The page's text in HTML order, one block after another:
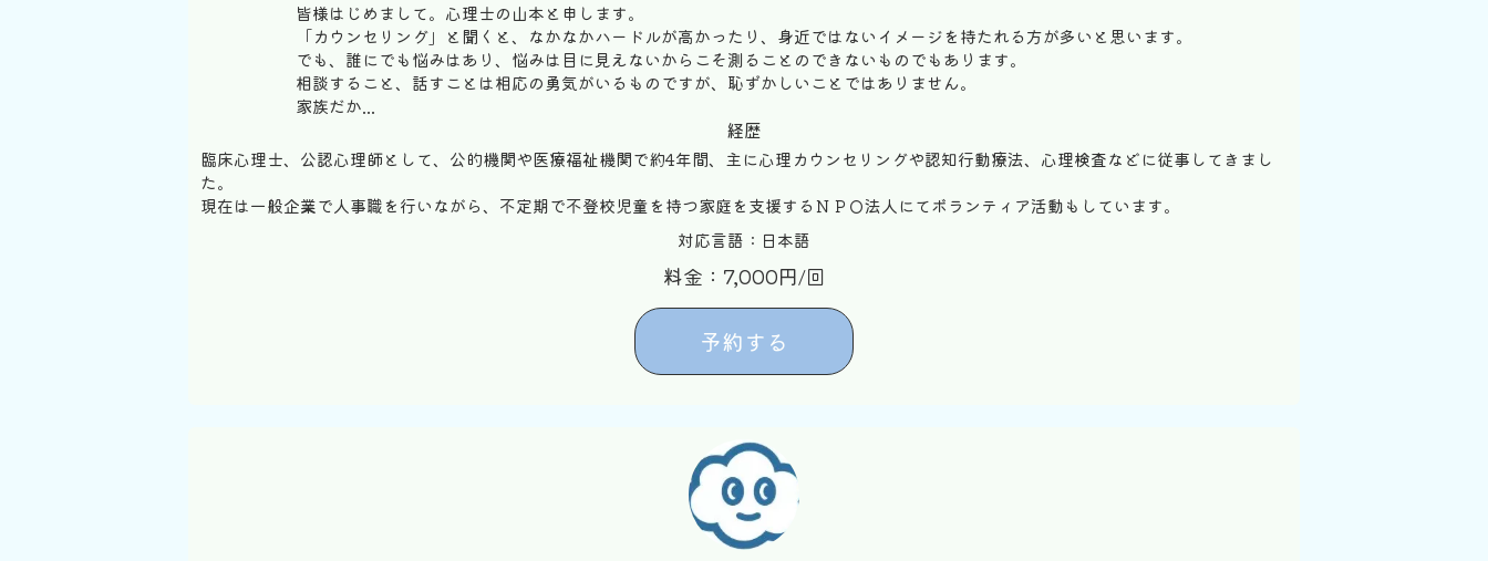
皆様はじめまして。心理士の山本と申します。
「カウンセリング」と聞くと、なかなかハードルが高かったり、身近ではないイメージを持たれる方が多いと思います。
でも、誰にでも悩みはあり、悩みは目に見えないからこそ測ることのできないものでもあります。
相談すること、話すことは相応の勇気がいるものですが、恥ずかしいことではありません。
家族だか...
経歴
臨床心理士、公認心理師として、公的機関や医療福祉機関で約4年間、主に心理カウンセリングや認知行動療法、心理検査などに従事してきまし
た。
現在は一般企業で人事職を行いながら、不定期で不登校児童を持つ家庭を支援するＮＰＯ法人にてボランティア活動もしています。
対応言語：日本語
料金：7,000円/回
予約する